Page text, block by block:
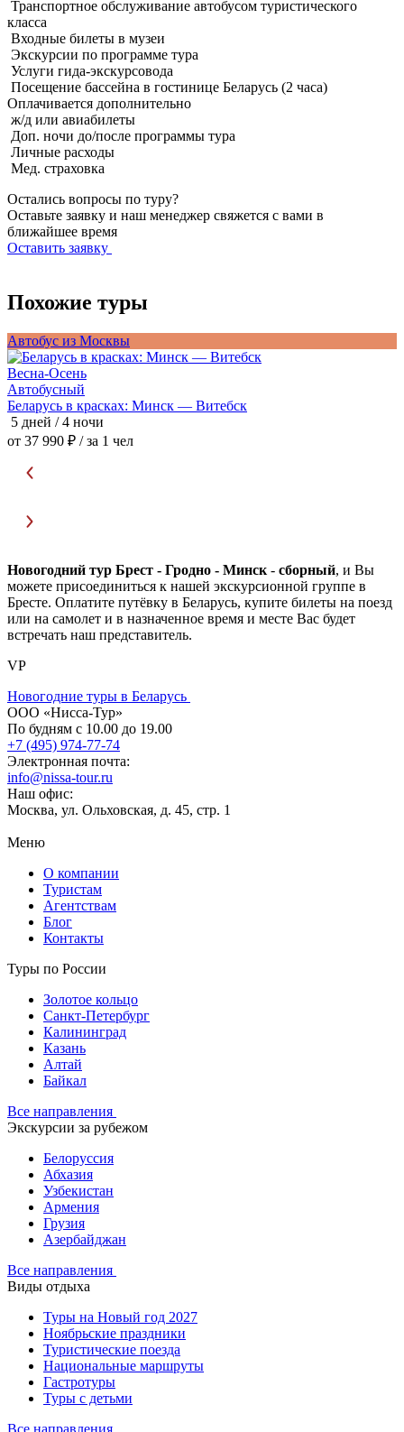
Транспортное обслуживание автобусом туристического
класса
Входные билеты в музеи
Экскурсии по программе тура
Услуги гида-экскурсовода
Посещение бассейна в гостинице Беларусь (2 часа)
Оплачивается дополнительно
ж/д или авиабилеты
Доп. ночи до/после программы тура
Личные расходы
Мед. страховка
Остались вопросы по туру?
Оставьте заявку и наш менеджер свяжется с вами в
ближайшее время
Оставить заявку
Похожие туры
Автобус из Москвы
Весна-Осень
Автобусный
Беларусь в красках: Минск — Витебск
5 дней / 4 ночи
от 37 990 ₽ / за 1 чел
Новогодний тур Брест - Гродно - Минск - сборный, и Вы
можете присоединиться к нашей экскурсионной группе в
Бресте. Оплатите путёвку в Беларусь, купите билеты на поезд
или на самолет и в назначенное время и месте Вас будет
встречать наш представитель.
VP
Новогодние туры в Беларусь
ООО «Нисса-Тур»
По будням с 10.00 до 19.00
+7 (495) 974-77-74
Электронная почта:
info@nissa-tour.ru
Наш офис:
Москва, ул. Ольховская, д. 45, стр. 1
Меню
О компании
Туристам
Агентствам
Блог
Контакты
Туры по России
Золотое кольцо
Санкт-Петербург
Калининград
Казань
Алтай
Байкал
Все направления
Экскурсии за рубежом
Белоруссия
Абхазия
Узбекистан
Армения
Грузия
Азербайджан
Все направления
Виды отдыха
Туры на Новый год 2027
Ноябрьские праздники
Туристические поезда
Национальные маршруты
Гастротуры
Туры с детьми
Все направления